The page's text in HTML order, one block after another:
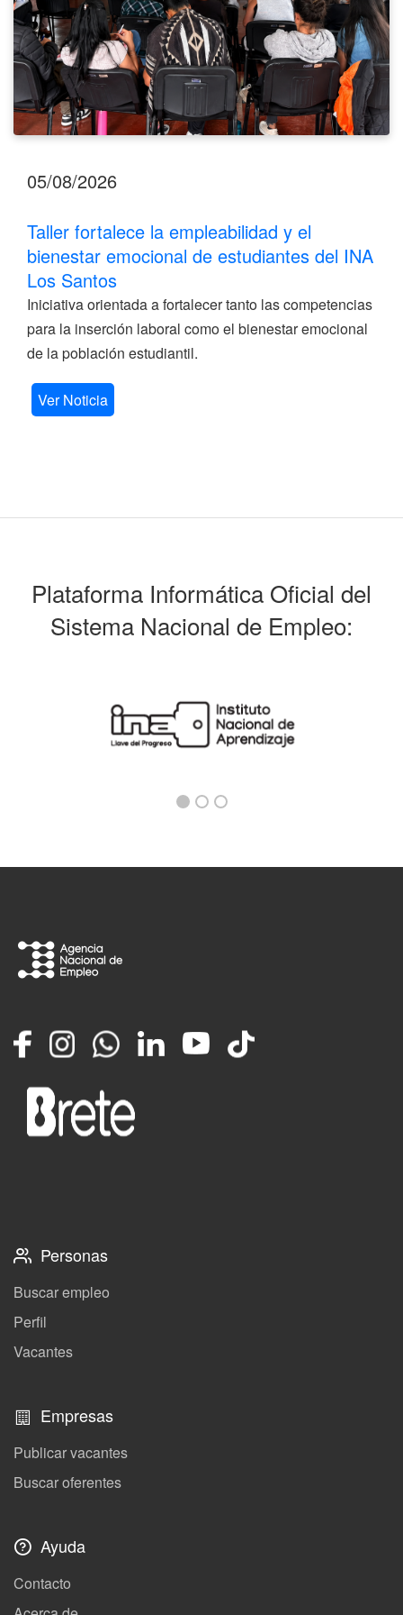
del
INA
Los
Santos
05/08/2026
Taller fortalece la empleabilidad y el
bienestar emocional de estudiantes del INA
Los Santos
Iniciativa orientada a fortalecer tanto las competencias
para la inserción laboral como el bienestar emocional
de la población estudiantil.
Ver Noticia
Plataforma Informática Oficial del
Sistema Nacional de Empleo:
FacebookInstagramWhatsappLinkedInYouTube
TikTok
Personas
Buscar empleo
Perfil
Vacantes
Empresas
Publicar vacantes
Buscar oferentes
Ayuda
Contacto